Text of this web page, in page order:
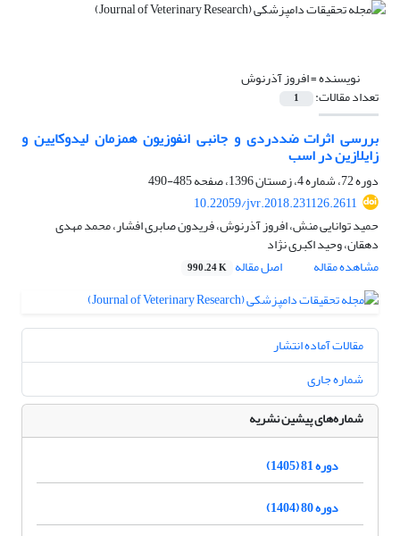
نویسنده =افروز آذرنوش
تعداد مقالات: 1
بررسی اثرات ضددردی و جانبی انفوزیون همزمان لیدوکایین و
زایلازین در اسب
دوره 72، شماره 4، زمستان 1396، صفحه
485-490
10.22059/jvr.2018.231126.2611
حمید توانایی منش، افروز آذرنوش، فریدون صابری افشار، محمد مهدی
دهقان، وحید اکبری نژاد
مشاهده مقاله
اصل مقاله 990.24 K
مقالات آماده انتشار
شماره جاری
شماره‌های پیشین نشریه
دوره 81 (1405)
دوره 80 (1404)